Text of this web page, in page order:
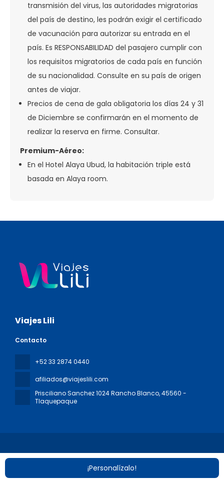
¡Personalízalo!
transmisión del virus, las autoridades migratorias
del país de destino, les podrán exigir el certificado
de vacunación para autorizar su entrada en el
país. Es RESPONSABILIDAD del pasajero cumplir con
los requisitos migratorios de cada país en función
de su nacionalidad. Consulte en su país de origen
antes de viajar.
Precios de cena de gala obligatoria los días 24 y 31
de Diciembre se confirmarán en el momento de
realizar la reserva en firme. Consultar.
Premium-Aéreo:
En el Hotel Alaya Ubud, la habitación triple está
basada en Alaya room.
Viajes Lili
Contacto
+52 33 2874 0440
afiliados@viajeslili.com
Prisciliano Sanchez 1024 Rancho Blanco, 45560 -
Tlaquepaque